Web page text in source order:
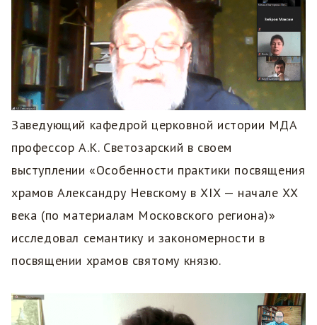
Заведующий кафедрой церковной истории МДА
профессор А.К. Светозарский в своем
выступлении «Особенности практики посвящения
храмов Александру Невскому в XIX — начале XX
века (по материалам Московского региона)»
исследовал семантику и закономерности в
посвящении храмов святому князю.